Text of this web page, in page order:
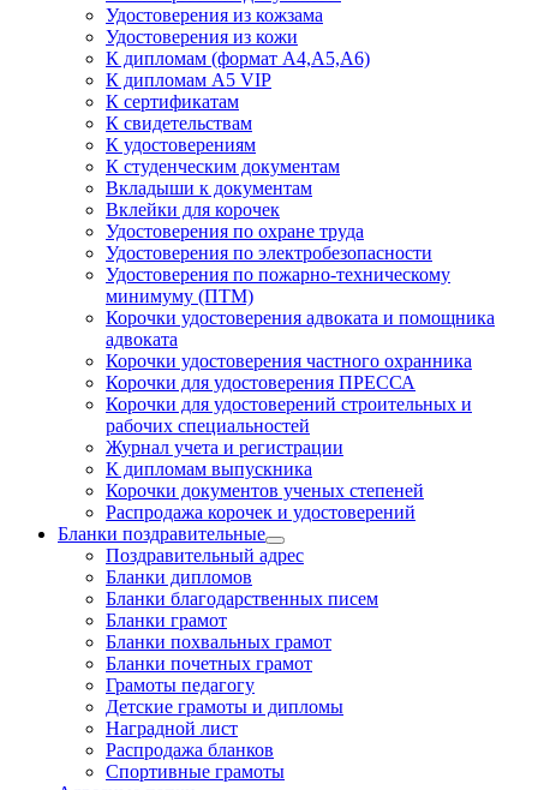
Удостоверения из кожзама
Удостоверения из кожи
К дипломам (формат А4,А5,А6)
К дипломам А5 VIP
К сертификатам
К свидетельствам
К удостоверениям
К студенческим документам
Вкладыши к документам
Вклейки для корочек
Удостоверения по охране труда
Удостоверения по электробезопасности
Удостоверения по пожарно-техническому
минимуму (ПТМ)
Корочки удостоверения адвоката и помощника
адвоката
Корочки удостоверения частного охранника
Корочки для удостоверения ПРЕССА
Корочки для удостоверений строительных и
рабочих специальностей
Журнал учета и регистрации
К дипломам выпускника
Корочки документов ученых степеней
Распродажа корочек и удостоверений
Бланки поздравительные
Поздравительный адрес
Бланки дипломов
Бланки благодарственных писем
Бланки грамот
Бланки похвальных грамот
Бланки почетных грамот
Грамоты педагогу
Детские грамоты и дипломы
Наградной лист
Распродажа бланков
Спортивные грамоты